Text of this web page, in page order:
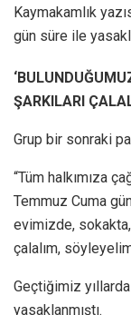
Kaymakamlık
gün süre ile
ŞARKILARI
Grup bir sonraki
“Tüm halkımıza
Temmuz Cuma
evimizde, sokakta,
çalalım,
Geçtiğimiz
yasaklanmıştı.